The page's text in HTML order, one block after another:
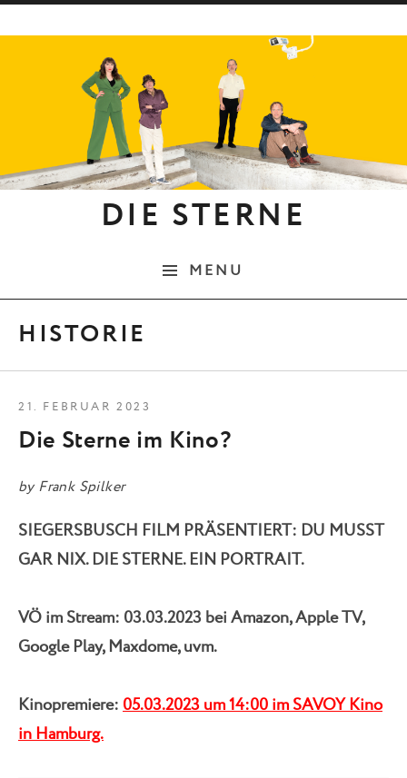
DIE STERNE
MENU
HISTORIE
Die Sterne im Kino?
by Frank Spilker
21. FEBRUAR 2023
SIEGERSBUSCH FILM PRÄSENTIERT: DU MUSST
GAR NIX. DIE STERNE. EIN PORTRAIT.
VÖ im Stream: 03.03.2023 bei Amazon, Apple TV,
Google Play, Maxdome, uvm.
Kinopremiere:05.03.2023 um 14:00 im SAVOY Kino
in Hamburg.